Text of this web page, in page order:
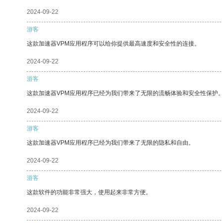
2024-09-22
游客
这款加速器VPM应用程序可以给你提供最高速度和安全性的连接。
2024-09-22
游客
这款加速器VPM应用程序已经为我们带来了无限的流畅体验和安全性保护
2024-09-22
游客
这款加速器VPM应用程序已经为我们带来了无限的隐私和自由。
2024-09-22
游客
这款软件的功能非常强大，使用起来非常方便。
2024-09-22